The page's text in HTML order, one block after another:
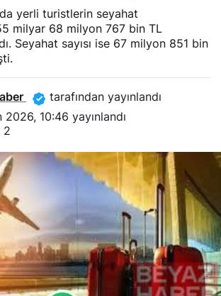
yerli turistlerin seyahat
milyar 68 milyon 767 bin TL
Seyahat sayısı ise 67 milyon 851 bin
tarafından yayınlandı
2026, 10:46 yayınlandı
2